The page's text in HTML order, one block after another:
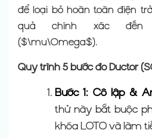
để loại bỏ hoàn toàn điện
quả chính xác đến
($\mu\Omega$).
Quy trình 5 bước đo Ductor
Bước 1: Cô lập &
thử này bắt buộc
khóa LOTO và làm